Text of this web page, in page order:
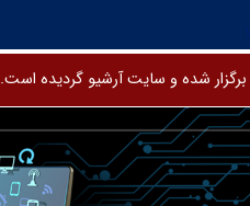
شده و سایت آرشیو گردیده است.